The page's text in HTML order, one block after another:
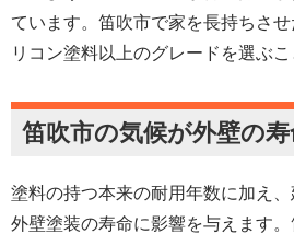
ています。笛吹市で家を長持ちさ
リコン塗料以上のグレードを選ぶこ
笛吹市の気候が外壁の
塗料の持つ本来の耐用年数に加え
外壁塗装の寿命に影響を与えます